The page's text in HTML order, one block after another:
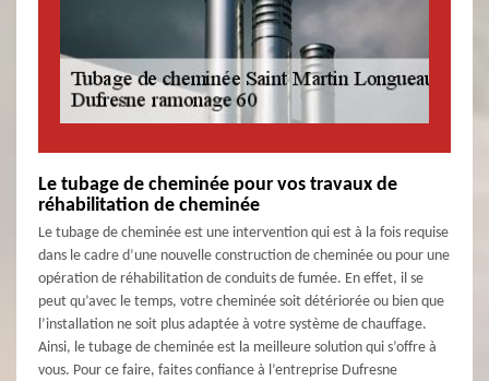
Le tubage de cheminée pour vos travaux de
réhabilitation de cheminée
Le tubage de cheminée est une intervention qui est à la fois requise
dans le cadre d’une nouvelle construction de cheminée ou pour une
opération de réhabilitation de conduits de fumée. En effet, il se
peut qu’avec le temps, votre cheminée soit détériorée ou bien que
l’installation ne soit plus adaptée à votre système de chauffage.
Ainsi, le tubage de cheminée est la meilleure solution qui s’offre à
vous. Pour ce faire, faites confiance à l’entreprise Dufresne